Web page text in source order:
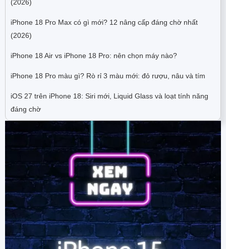
(2026)
iPhone 18 Pro Max có gì mới? 12 nâng cấp đáng chờ nhất
(2026)
iPhone 18 Air vs iPhone 18 Pro: nên chọn máy nào?
iPhone 18 Pro màu gì? Rò rỉ 3 màu mới: đỏ rượu, nâu và tím
iOS 27 trên iPhone 18: Siri mới, Liquid Glass và loạt tính năng
đáng chờ